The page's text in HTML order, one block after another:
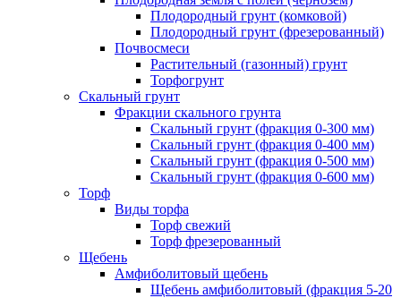
Плодородный грунт (комковой)
Плодородный грунт (фрезерованный)
Почвосмеси
Растительный (газонный) грунт
Торфогрунт
Скальный грунт
Фракции скального грунта
Скальный грунт (фракция 0-300 мм)
Скальный грунт (фракция 0-400 мм)
Скальный грунт (фракция 0-500 мм)
Скальный грунт (фракция 0-600 мм)
Торф
Виды торфа
Торф свежий
Торф фрезерованный
Щебень
Амфиболитовый щебень
Щебень амфиболитовый (фракция 5-20